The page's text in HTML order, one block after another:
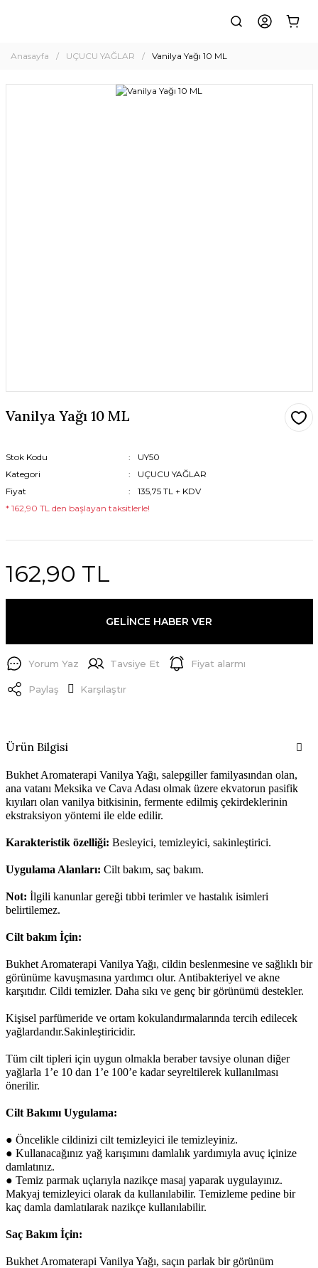
Anasayfa UÇUCU YAĞLAR Vanilya Yağı 10 ML
Vanilya Yağı 10 ML
Stok Kodu
UY50
Kategori
UÇUCU YAĞLAR
Fiyat
135,75 TL + KDV
* 162,90 TL den başlayan taksitlerle!
162,90 TL
GELİNCE HABER VER
Yorum Yaz Tavsiye Et Fiyat alarmı
Paylaş Karşılaştır
Ürün Bilgisi
Bukhet Aromaterapi Vanilya Yağı, salepgiller familyasından olan,
ana vatanı Meksika ve Cava Adası olmak üzere ekvatorun pasifik
kıyıları olan vanilya bitkisinin, fermente edilmiş çekirdeklerinin
ekstraksiyon yöntemi ile elde edilir.
Karakteristik özelliği: Besleyici, temizleyici, sakinleştirici.
Uygulama Alanları: Cilt bakım, saç bakım.
Not: İlgili kanunlar gereği tıbbi terimler ve hastalık isimleri
belirtilemez.
Cilt bakım İçin:
Bukhet Aromaterapi Vanilya Yağı, cildin beslenmesine ve sağlıklı bir
görünüme kavuşmasına yardımcı olur. Antibakteriyel ve akne
karşıtıdır. Cildi temizler. Daha sıkı ve genç bir görünümü destekler.
Kişisel parfümeride ve ortam kokulandırmalarında tercih edilecek
yağlardandır.Sakinleştiricidir.
Tüm cilt tipleri için uygun olmakla beraber tavsiye olunan diğer
yağlarla 1’e 10 dan 1’e 100’e kadar seyreltilerek kullanılması
önerilir.
Cilt Bakımı Uygulama:
● Öncelikle cildinizi cilt temizleyici ile temizleyiniz.
● Kullanacağınız yağ karışımını damlalık yardımıyla avuç içinize
damlatınız.
● Temiz parmak uçlarıyla nazikçe masaj yaparak uygulayınız.
Makyaj temizleyici olarak da kullanılabilir. Temizleme pedine bir
kaç damla damlatılarak nazikçe kullanılabilir.
Saç Bakım İçin:
Bukhet Aromaterapi Vanilya Yağı, saçın parlak bir görünüm